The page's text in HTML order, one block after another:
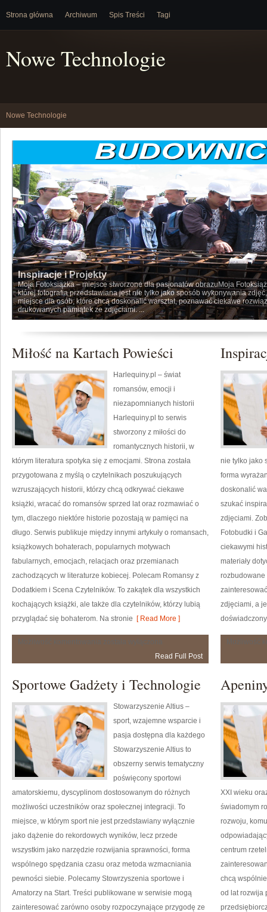
Strona główna Archiwum Spis Treści Tagi
Nowe Technologie
Nowe Technologie
Inspiracje i Projekty
Moja Fotoksiążka – miejsce stworzone dla pasjonatów obrazuMoja
której fotografia przedstawiana jest nie tylko jako sposób wykonywania
miejsce dla osób, które chcą doskonalić warsztat, poznawać ciekawe
drukowanych pamiątek ze zdjęciami. ...
Miłość na Kartach Powieści
Harlequiny.pl – świat
romansów, emocji i
niezapomnianych historii
Harlequiny.pl to serwis
stworzony z miłości do
romantycznych historii, w
którym literatura spotyka się z emocjami. Strona została
przygotowana z myślą o czytelnikach poszukujących
wzruszających historii, którzy chcą odkrywać ciekawe
książki, wracać do romansów sprzed lat oraz rozmawiać o
tym, dlaczego niektóre historie pozostają w pamięci na
długo. Serwis publikuje między innymi artykuły o romansach,
książkowych bohaterach, popularnych motywach
fabularnych, emocjach, relacjach oraz przemianach
zachodzących w literaturze kobiecej. Polecam Romansy z
Dodatkiem i Scena Czytelników. To zakątek dla wszystkich
kochających książki, ale także dla czytelników, którzy lubią
przyglądać się bohaterom. Na stronie [ Read More ]
Read Full Post
nie tylko jako
forma
doskonalić
szukać
zdjęciami.
Fotobudki i
ciekawymi
materiały
rozbudowane
zdjęciami, a
Sportowe Gadżety i Technologie
Stowarzyszenie Altius –
sport, wzajemne wsparcie i
pasja dostępna dla każdego
Stowarzyszenie Altius to
obszerny serwis tematyczny
poświęcony sportowi
amatorskiemu, dyscyplinom dostosowanym do różnych
możliwości uczestników oraz społecznej integracji. To
miejsce, w którym sport nie jest przedstawiany wyłącznie
jako dążenie do rekordowych wyników, lecz przede
wszystkim jako narzędzie rozwijania sprawności, forma
wspólnego spędzania czasu oraz metoda wzmacniania
pewności siebie. Polecamy Stowrzyszenia sportowe i
Amatorzy na Start. Treści publikowane w serwisie mogą
zainteresować zarówno osoby rozpoczynające przygodę ze
XXI wieku
świadomym
rozwoju,
centrum
chcą
od lat rozwija